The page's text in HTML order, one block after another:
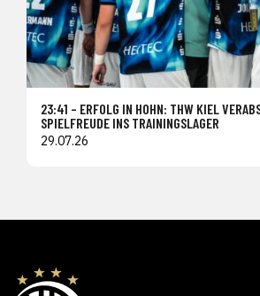
23:41 – ERFOLG IN HOHN: THW KIEL
SPIELFREUDE INS TRAININGSLAGER
29.07.26